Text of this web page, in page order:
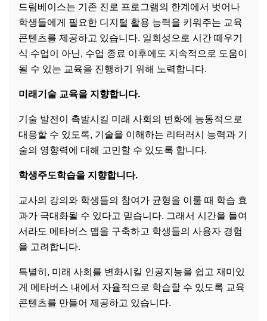
드림베이스는 기존 진로 프로그램의 한계에서 벗어나
학생들에게 필요한 디지털 활용 능력을 키워주는 교육
콘텐츠를 제공하고 있습니다. 일회성으로 시간 떼우기
식 수업이 아닌, 수업 종료 이후에도 지속적으로 도움이
될 수 있는 교육을 진행하기 위해 노력합니다.
미래기술 교육을 지향합니다.
기술 발전이 촉발시킬 미래 사회의 변화에 능동적으로
대응할 수 있도록, 기술을 이해하는 리터러시 능력과 기
술의 영향력에 대해 고민할 수 있도록 합니다.
학생주도학습을 지향합니다.
교사의 강의와 학생들의 참여가 균형을 이룰 때 학습 효
과가 극대화될 수 있다고 믿습니다. 그래서 시간을 들여
서라도 메타버스 맵을 구축하고 학생들의 사용자 경험
을 고려합니다.
특별히, 미래 사회를 변화시킬 인공지능을 쉽고 재미있
게 메타버스 내에서 자율적으로 학습할 수 있도록 교육
콘텐츠를 만들어 제공하고 있습니다.